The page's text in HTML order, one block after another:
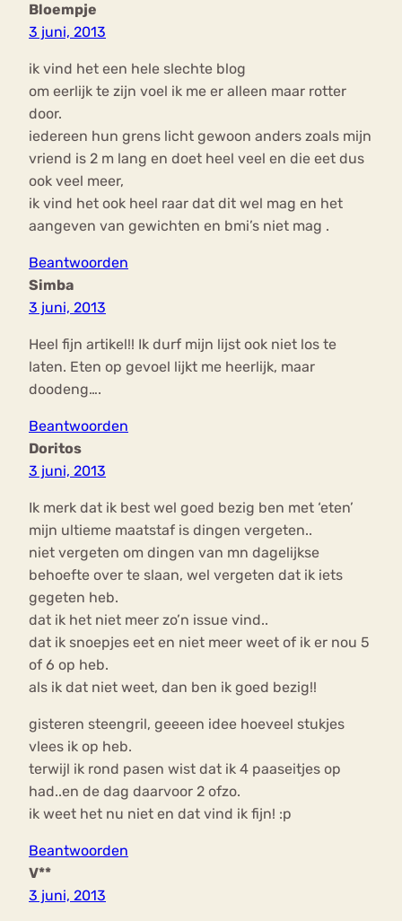
Bloempje
3 juni, 2013
ik vind het een hele slechte blog
om eerlijk te zijn voel ik me er alleen maar rotter
door.
iedereen hun grens licht gewoon anders zoals mijn
vriend is 2 m lang en doet heel veel en die eet dus
ook veel meer,
ik vind het ook heel raar dat dit wel mag en het
aangeven van gewichten en bmi’s niet mag .
Beantwoorden
Simba
3 juni, 2013
Heel fijn artikel!! Ik durf mijn lijst ook niet los te
laten. Eten op gevoel lijkt me heerlijk, maar
doodeng….
Beantwoorden
Doritos
3 juni, 2013
Ik merk dat ik best wel goed bezig ben met ‘eten’
mijn ultieme maatstaf is dingen vergeten..
niet vergeten om dingen van mn dagelijkse
behoefte over te slaan, wel vergeten dat ik iets
gegeten heb.
dat ik het niet meer zo’n issue vind..
dat ik snoepjes eet en niet meer weet of ik er nou 5
of 6 op heb.
als ik dat niet weet, dan ben ik goed bezig!!
gisteren steengril, geeeen idee hoeveel stukjes
vlees ik op heb.
terwijl ik rond pasen wist dat ik 4 paaseitjes op
had..en de dag daarvoor 2 ofzo.
ik weet het nu niet en dat vind ik fijn! :p
Beantwoorden
V**
3 juni, 2013